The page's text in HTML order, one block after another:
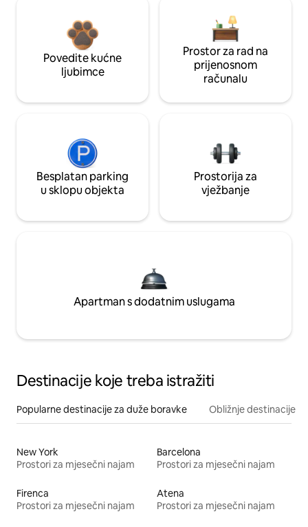
Povedite kućne
ljubimce
Prostor za rad na
prijenosnom
računalu
Besplatan parking
u sklopu objekta
Prostorija za
vježbanje
Apartman s dodatnim uslugama
Destinacije koje treba istražiti
Popularne destinacije za duže boravke Obližnje destinacije
New York
Prostori za mjesečni najam
Barcelona
Prostori za mjesečni najam
Firenca
Prostori za mjesečni najam
Atena
Prostori za mjesečni najam